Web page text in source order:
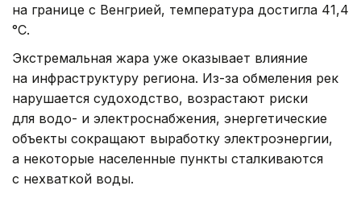
на границе с Венгрией, температура достигла 41,4
°C.
Экстремальная жара уже оказывает влияние
на инфраструктуру региона. Из-за обмеления рек
нарушается судоходство, возрастают риски
для водо- и электроснабжения, энергетические
объекты сокращают выработку электроэнергии,
а некоторые населенные пункты сталкиваются
с нехваткой воды.